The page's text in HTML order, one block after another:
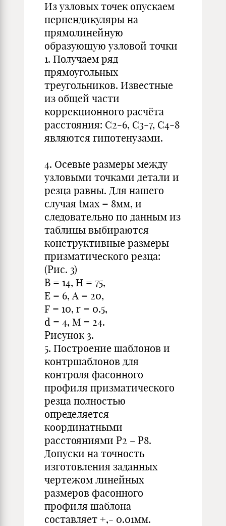
Из узловых точек опускаем
перпендикуляры на
прямолинейную
образующую узловой точки
1. Получаем ряд
прямоугольных
треугольников. Известные
из общей части
коррекционного расчёта
расстояния: С2-6, С3-7, С4-8
являются гипотенузами.
4. Осевые размеры между
узловыми точками детали и
резца равны. Для нашего
случая tмах = 8мм, и
следовательно по данным из
таблицы выбираются
конструктивные размеры
призматического резца:
(Рис. 3)
В = 14, Н = 75,
Е = 6, А = 20,
F = 10, r = 0.5,
d = 4, M = 24.
Рисунок 3.
5. Построение шаблонов и
контршаблонов для
контроля фасонного
профиля призматического
резца полностью
определяется
координатными
расстояниями Р2 – Р8.
Допуски на точность
изготовления заданных
чертежом линейных
размеров фасонного
профиля шаблона
составляет +,- 0.01мм.